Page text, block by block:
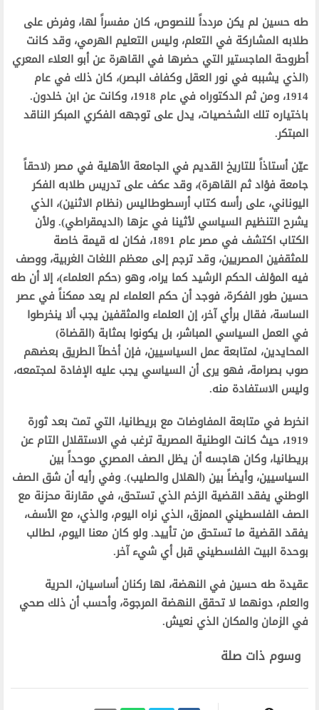
طه حسين لم يكن مردداً للنصوص، كان مفسراً لها، وفرض على
طلابه المشاركة في التعلم، وليس التعليم الهرمي، وقد كانت
أطروحة الماجستير التي حضرها في القاهرة عن أبو العلاء المعري
(الذي يشببه في نور العقل وكفاف البصر)، كان ذلك في عام
1914، ومن ثم الدكتوراه في عام 1918، وكانت عن ابن خلدون.
باختياره تلك الشخصيات، يدل على توجهه الفكري المبكر الناقد
المبتكر.
عيّن أستاذاً للتاريخ القديم في الجامعة الأهلية في مصر (لاحقاً
جامعة فؤاد ثم القاهرة)، وقد عكف على تدريس طلابه الفكر
اليوناني، على رأسه كتاب أرسطوطاليس (نظام الاثنين)، الذي
يشرح التنظيم السياسي لأثينا في عزها (الديمقراطي). ولأن
الكتاب اكتشف في مصر عام 1891، فكان له قيمة خاصة
للمثقفين المصريين، وقد ترجم إلى معظم اللغات الغربية، ووصف
فيه المؤلف الحكم الرشيد كما يراه، وهو (حكم العلماء)، إلا أن طه
حسين طور الفكرة، فوجد أن حكم العلماء لم يعد ممكناً في عصر
الساسة، فقال برأي آخر، إن العلماء والمثقفين يجب ألا ينخرطوا
في العمل السياسي المباشر، بل يكونوا بمثابة (القضاة)
المحايدين، لمتابعة عمل السياسيين، فإن أخطآ الطريق بعضهم
صوب بصرامة، فهو يرى أن السياسي يجب عليه الإفادة لمجتمعه،
وليس الاستفادة منه.
انخرط في متابعة المفاوضات مع بريطانيا، التي تمت بعد ثورة
1919، حيث كانت الوطنية المصرية ترغب في الاستقلال التام عن
بريطانيا، وكان هاجسه أن يظل الصف المصري موحداً بين
السياسيين، وأيضاً بين (الهلال والصليب). وفي رأيه أن شق الصف
الوطني يفقد القضية الزخم الذي تستحق، في مقارنة محزنة مع
الصف الفلسطيني الممزق، الذي نراه اليوم، والذي، مع الأسف،
يفقد القضية ما تستحق من تأييد. ولو كان معنا اليوم، لطالب
بوحدة البيت الفلسطيني قبل أي شيء آخر.
عقيدة طه حسين في النهضة، لها ركنان أساسيان، الحرية
والعلم، دونهما لا تحقق النهضة المرجوة، وأحسب أن ذلك صحي
في الزمان والمكان الذي نعيش.
وسوم ذات صلة